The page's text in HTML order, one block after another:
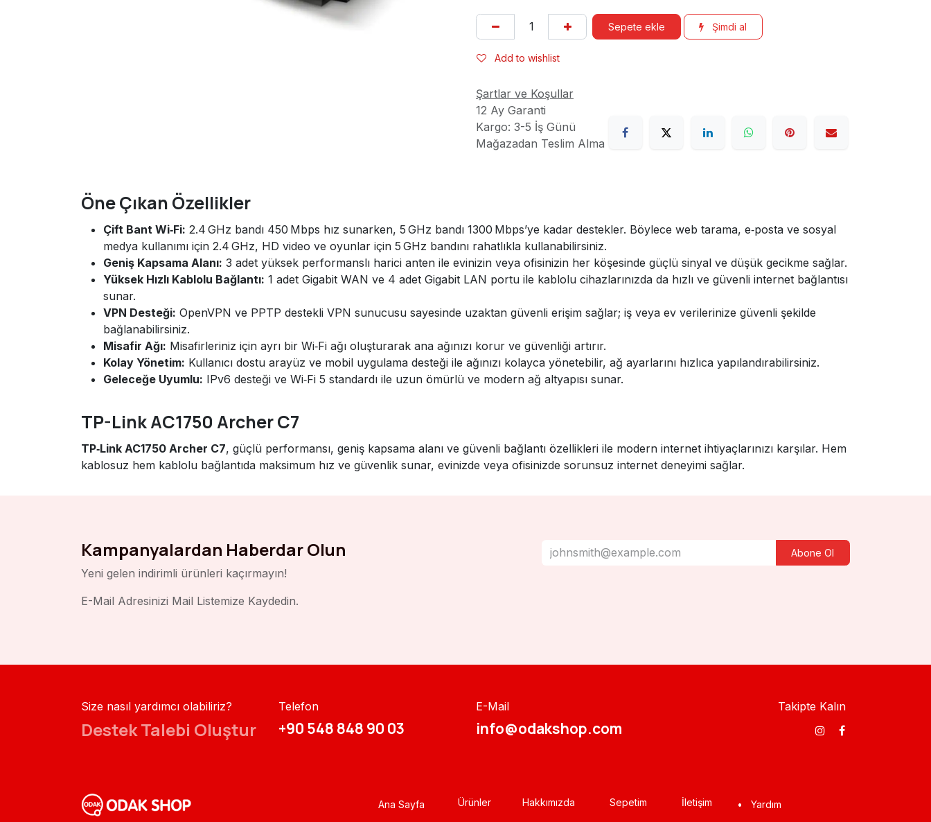
Sepete ekle Şimdi al
Add to wishlist
Şartlar ve Koşullar
12 Ay Garanti
Kargo: 3-5 İş Günü
Mağazadan Teslim Alma
Öne Çıkan Özellikler
Çift Bant Wi‑Fi: 2.4 GHz bandı 450 Mbps hız sunarken, 5 GHz bandı 1300 Mbps’ye kadar destekler. Böylece web tarama, e‑posta ve sosyal
medya kullanımı için 2.4 GHz, HD video ve oyunlar için 5 GHz bandını rahatlıkla kullanabilirsiniz.
Geniş Kapsama Alanı: 3 adet yüksek performanslı harici anten ile evinizin veya ofisinizin her köşesinde güçlü sinyal ve düşük gecikme sağlar.
Yüksek Hızlı Kablolu Bağlantı: 1 adet Gigabit WAN ve 4 adet Gigabit LAN portu ile kablolu cihazlarınızda da hızlı ve güvenli internet bağlantısı
sunar.
VPN Desteği: OpenVPN ve PPTP destekli VPN sunucusu sayesinde uzaktan güvenli erişim sağlar; iş veya ev verilerinize güvenli şekilde
bağlanabilirsiniz.
Misafir Ağı: Misafirleriniz için ayrı bir Wi‑Fi ağı oluşturarak ana ağınızı korur ve güvenliği artırır.
Kolay Yönetim: Kullanıcı dostu arayüz ve mobil uygulama desteği ile ağınızı kolayca yönetebilir, ağ ayarlarını hızlıca yapılandırabilirsiniz.
Geleceğe Uyumlu: IPv6 desteği ve Wi‑Fi 5 standardı ile uzun ömürlü ve modern ağ altyapısı sunar.
TP-Link AC1750 Archer C7
TP‑Link AC1750 Archer C7, güçlü performansı, geniş kapsama alanı ve güvenli bağlantı özellikleri ile modern internet ihtiyaçlarınızı karşılar. Hem
kablosuz hem kablolu bağlantıda maksimum hız ve güvenlik sunar, evinizde veya ofisinizde sorunsuz internet deneyimi sağlar.
Kampanyalardan Haberdar Olun
Yeni gelen indirimli ürünleri kaçırmayın!
E-Mail Adresinizi Mail Listemize Kaydedin.
Abone Ol
Size nasıl yardımcı olabiliriz?
Destek Talebi Oluştur
Telefon
+90 548 848 90 03​​
E-Mail
info@odakshop.com​
Takipte Kalın
Ana Sayfa Ürünler Hakkımızda Sepetim İletişim • Yardım